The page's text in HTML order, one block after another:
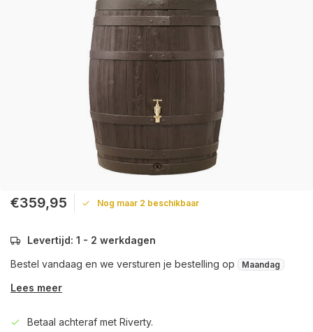
€359,95 Nog maar 2 beschikbaar
Levertijd: 1 - 2 werkdagen
Bestel vandaag en we versturen je bestelling op
Maandag
Lees meer
Betaal achteraf met Riverty.